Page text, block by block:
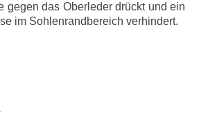
gegen das Oberleder drückt und ein
im Sohlenrandbereich verhindert.